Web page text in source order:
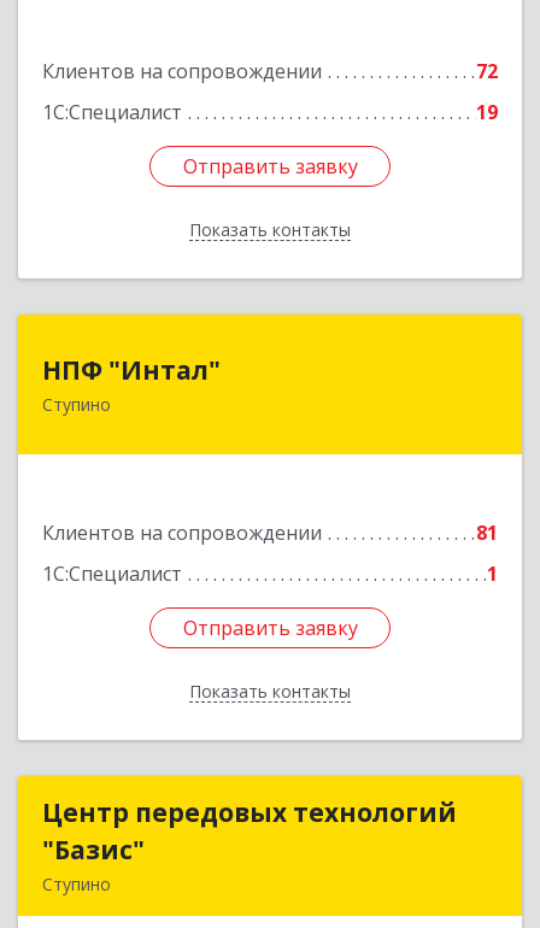
Клиентов на сопровождении
72
1С:Специалист
19
Отправить заявку
Показать контакты
Отправить заявку
Назад
НПФ "Интал"
Ступино
Клиентов на сопровождении
81
1С:Специалист
1
Отправить заявку
Показать контакты
142800, Московская обл, Ступинский р-н,
Отправить заявку
Назад
Центр передовых технологий
"Базис"
Ступино
Центр передовых технологий